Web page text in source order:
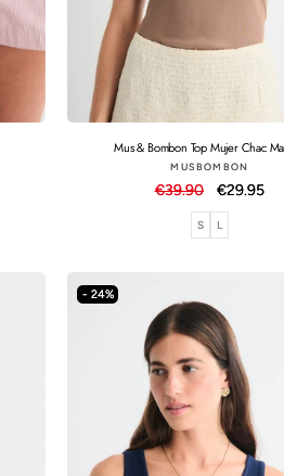
Mus & Bombon Top Mujer Chac
Proveedor:
MUSBOMBON
Precio
habitual
€39.90
Precio
de
oferta
€29.95
S L
- 24%